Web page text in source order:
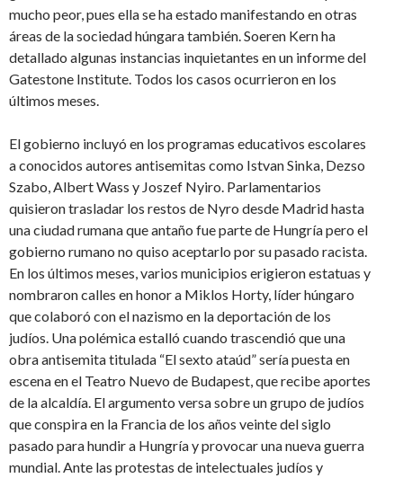
mucho peor, pues ella se ha estado manifestando en otras
áreas de la sociedad húngara también. Soeren Kern ha
detallado algunas instancias inquietantes en un informe del
Gatestone Institute. Todos los casos ocurrieron en los
últimos meses.
El gobierno incluyó en los programas educativos escolares
a conocidos autores antisemitas como Istvan Sinka, Dezso
Szabo, Albert Wass y Joszef Nyiro. Parlamentarios
quisieron trasladar los restos de Nyro desde Madrid hasta
una ciudad rumana que antaño fue parte de Hungría pero el
gobierno rumano no quiso aceptarlo por su pasado racista.
En los últimos meses, varios municipios erigieron estatuas y
nombraron calles en honor a Miklos Horty, líder húngaro
que colaboró con el nazismo en la deportación de los
judíos. Una polémica estalló cuando trascendió que una
obra antisemita titulada “El sexto ataúd” sería puesta en
escena en el Teatro Nuevo de Budapest, que recibe aportes
de la alcaldía. El argumento versa sobre un grupo de judíos
que conspira en la Francia de los años veinte del siglo
pasado para hundir a Hungría y provocar una nueva guerra
mundial. Ante las protestas de intelectuales judíos y